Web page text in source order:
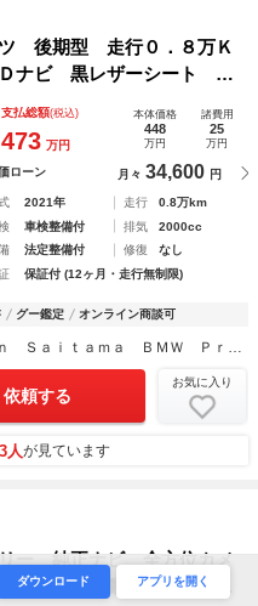
後期型 走行０．８万Ｋ
ナビ 黒レザーシート １
ＡＣＣ アダプティブＬ
スプレイ
支払総額(税込)
473 万円
本体価格
448
万円
諸費用
25
万円
ローン 月々 34,600 円
2021年 走行
0.8万km
車検整備付 排気
2000cc
法定整備付 修復
なし
保証付 (12ヶ月・走行無制限)
グー鑑定 オンライン商談可
Ｍｏｔｏｒｅｎ Ｓａｉｔａｍａ ＢＭＷ Ｐｒｅｍｉｕｍ Ｓｅｌｅｃｔｉｏｎ 浦和美園
頼する
お気に入り
人が見ています
ー 純正ナビ 全方位カメ
ー付き電動シート イン
ダウンロード アプリを開く